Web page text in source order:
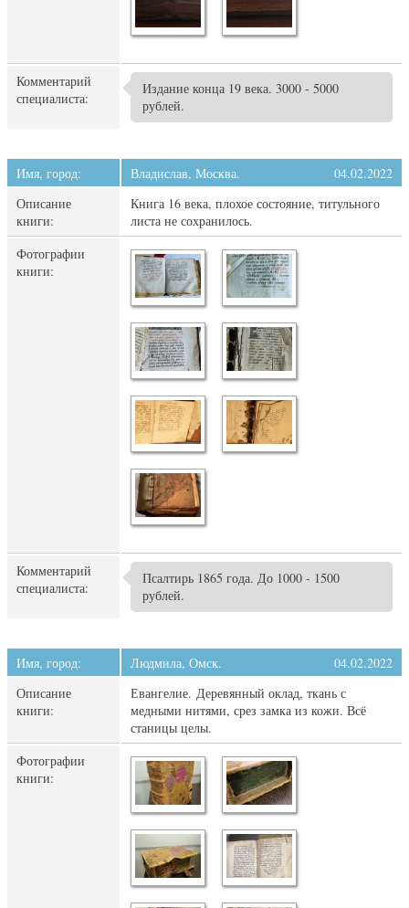
Комментарий
специалиста:
Издание конца 19 века. 3000 - 5000
рублей.
Имя, город: Владислав, Москва.
04.02.2022
Описание
книги:
Книга 16 века, плохое состояние, титульного
листа не сохранилось.
Фотографии
книги:
Комментарий
специалиста:
Псалтирь 1865 года. До 1000 - 1500
рублей.
Имя, город: Людмила, Омск.
04.02.2022
Описание
книги:
Евангелие. Деревянный оклад, ткань с
медными нитями, срез замка из кожи. Всё
станицы целы.
Фотографии
книги: